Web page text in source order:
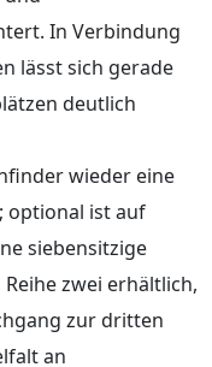
In Verbindung
lässt sich gerade
deutlich
wieder eine
optional ist auf
siebensitzige
zwei erhältlich,
zur dritten
an